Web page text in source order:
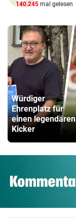
140.245 mal gelesen
Würdiger
Ehrenplatz für
einen legendären
Kicker